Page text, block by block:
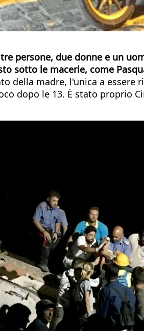
persone, due donne e un
sotto le macerie, come
della madre, l'unica a
dopo le 13. È stato proprio